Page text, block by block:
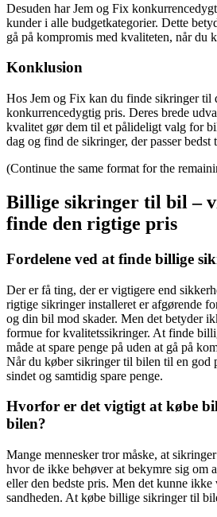
Desuden har Jem og Fix
kunder i alle budgetkategorier. Dette
gå på kompromis med kvaliteten, når du
Konklusion
Hos Jem og Fix kan du finde sikringer
konkurrencedygtig pris. Deres brede
kvalitet gør dem til et pålideligt valg for
dag og find de sikringer, der passer bedst
(Continue the same format for the
Billige sikringer til bil –
finde den rigtige pris
Fordelene ved at finde billige
Der er få ting, der er vigtigere end
rigtige sikringer installeret er afgørende
og din bil mod skader. Men det betyder
formue for kvalitetssikringer. At finde
måde at spare penge på uden at gå på
Når du køber sikringer til bilen til en god
sindet og samtidig spare penge.
Hvorfor er det vigtigt at købe
bilen?
Mange mennesker tror måske, at
hvor de ikke behøver at bekymre sig om
eller den bedste pris. Men det kunne
sandheden. At købe billige sikringer til